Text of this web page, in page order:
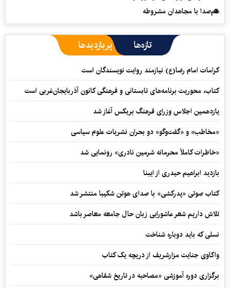
هم‌صدا با مجاهدان مشروطه
تازه‌ها پربازدیدها
کرامات امام رضا(ع) نیازمند روایت نویسندگان است
کتاب، محوریت برنامه‌های تابستانی و فرهنگی کانون آذربایجان‌غربی است
یازدهمین اجلاس وزرای فرهنگ بریکس آغاز شد
«مخاطب» و «گفت‌وگو» دو بحران نشریات علوم سیاسی
«خاطرات کاملاً محرمانه شرمین نادری» رونمایی شد
بازدید ابراهیم حیدری از ایبنا
کتاب صوتی «پدرکشی» با صدای هوتن شکیبا منتشر شد
تلاش داریم شعر عاشورایی زبان حال جامعه معاصر باشد
نسلی که باید دوباره شناخت
واکاوی جنایت مزارشریف از دریچه یک کتاب
برگزاری دوره آموزشی «مصاحبه در تاریخ شفاهی»